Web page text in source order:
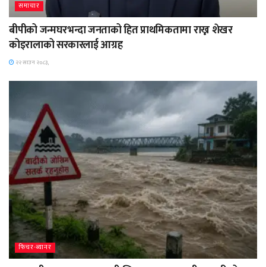
समाचार
बीपीको जन्मघरभन्दा जनताको हित प्राथमिकतामा राख्न शेखर
कोइरालाको सरकारलाई आग्रह
२२ साउन २०८३,
फिचर-ब्यानर